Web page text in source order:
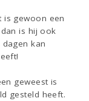
is gewoon een
is hij ook
kan
geweest is
gesteld heeft.